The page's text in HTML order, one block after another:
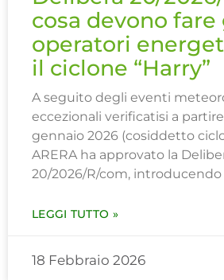
cosa devono fare
operatori
il ciclone “Harry”
A seguito degli eventi
eccezionali verificatisi a partire
gennaio 2026 (cosiddetto
ARERA ha approvato la
20/2026/R/com, introducendo
LEGGI TUTTO »
18 Febbraio 2026